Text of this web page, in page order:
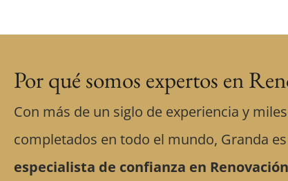
Por qué somos expertos en
Con más de un siglo de experiencia y
completados en todo el mundo, Granda
especialista de confianza en